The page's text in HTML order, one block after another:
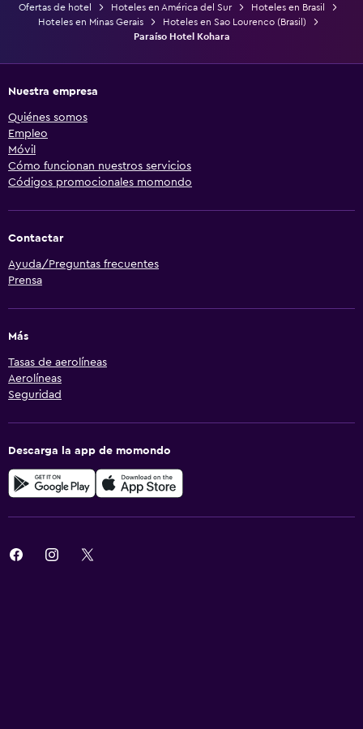
Ofertas de hotel Hoteles en América del Sur
Hoteles en Brasil
Hoteles en Minas Gerais
Hoteles en Sao Lourenco (Brasil)
Paraíso Hotel Kohara
Nuestra empresa
Quiénes somos
Empleo
Móvil
Cómo funcionan nuestros servicios
Códigos promocionales momondo
Contactar
Ayuda/Preguntas frecuentes
Prensa
Más
Tasas de aerolíneas
Aerolíneas
Seguridad
Descarga la app de momondo